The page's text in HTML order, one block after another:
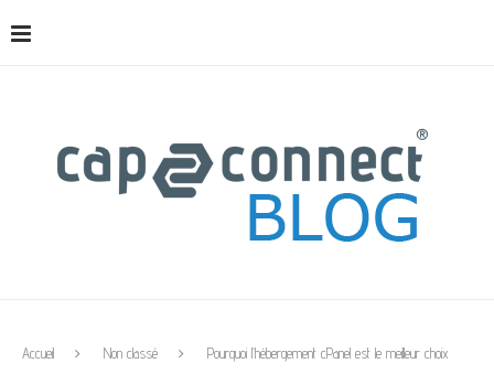
Accueil Non classé
Pourquoi l’hébergement cPanel est le meilleur choix